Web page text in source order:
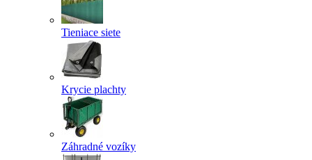
Tieniace siete
Krycie plachty
Záhradné vozíky